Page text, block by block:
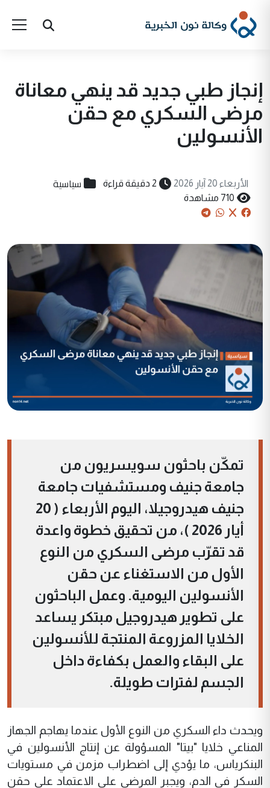
إنجاز طبي جديد قد ينهي معاناة
مرضى السكري مع حقن
الأنسولين
الأربعاء 20 آيار 2026 2 دقيقة قراءة سياسية
710 مشاهدة
تمكّن باحثون سويسريون من
جامعة جنيف ومستشفيات جامعة
جنيف هيدروجيلا، اليوم الأربعاء ( 20
أيار 2026 )، من تحقيق خطوة واعدة
قد تقرّب مرضى السكري من النوع
الأول من الاستغناء عن حقن
الأنسولين اليومية. وعمل الباحثون
على تطوير هيدروجيل مبتكر يساعد
الخلايا المزروعة المنتجة للأنسولين
على البقاء والعمل بكفاءة داخل
الجسم لفترات طويلة.
ويحدث داء السكري من النوع الأول عندما يهاجم الجهاز
المناعي خلايا "بيتا" المسؤولة عن إنتاج الأنسولين في
البنكرياس، ما يؤدي إلى اضطراب مزمن في مستويات
السكر في الدم، ويجبر المرضى على الاعتماد على حقن